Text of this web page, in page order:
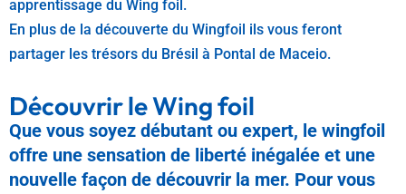
apprentissage du Wing foil.
En plus de la découverte du Wingfoil ils vous feront
partager les trésors du Brésil à Pontal de Maceio.
Découvrir le Wing foil
Que vous soyez débutant ou expert, le wingfoil
offre une sensation de liberté inégalée et une
nouvelle façon de découvrir la mer. Pour vous